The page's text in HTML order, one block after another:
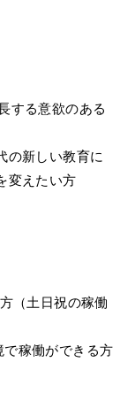
する意欲のある
の新しい教育に
変えたい方
（土日祝の稼働
で稼働ができる方